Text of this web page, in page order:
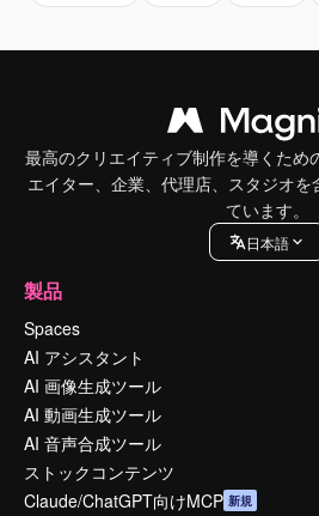
最高のクリエイティブ制作を導くため
エイター、企業、代理店、スタジオ
ています。
日本語
製品
Spaces
AI アシスタント
AI 画像生成ツール
AI 動画生成ツール
AI 音声合成ツール
ストックコンテンツ
Claude/ChatGPT向けMCP 新規